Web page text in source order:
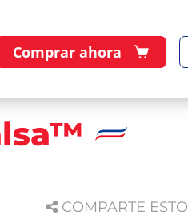
Comprar ahora
COMPARTE ESTO